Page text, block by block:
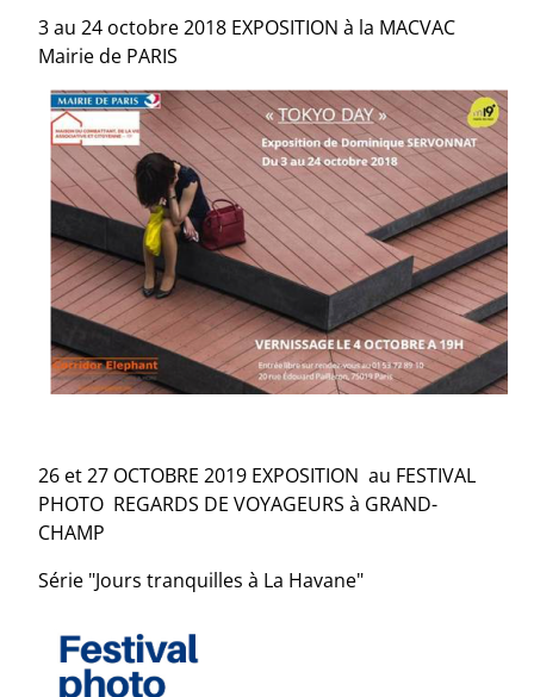
3 au 24 octobre 2018 EXPOSITION à la MACVAC
Mairie de PARIS
26 et 27 OCTOBRE 2019 EXPOSITION au FESTIVAL
PHOTO REGARDS DE VOYAGEURS à GRAND-
CHAMP
Série "Jours tranquilles à La Havane"